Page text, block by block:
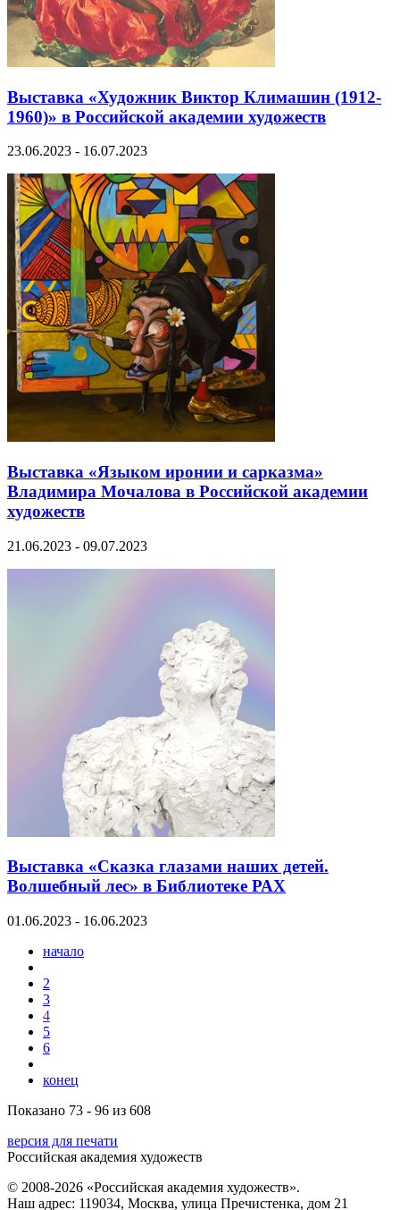
Выставка «Художник Виктор Климашин (1912-
1960)» в Российской академии художеств
23.06.2023 - 16.07.2023
Выставка «Языком иронии и сарказма»
Владимира Мочалова в Российской академии
художеств
21.06.2023 - 09.07.2023
Выставка «Сказка глазами наших детей.
Волшебный лес» в Библиотеке РАХ
01.06.2023 - 16.06.2023
начало
2
3
4
5
6
конец
Показано 73 - 96 из 608
версия для печати
Российская академия художеств
© 2008-2026 «Российская академия художеств».
Наш адрес: 119034, Москва, улица Пречистенка, дом 21